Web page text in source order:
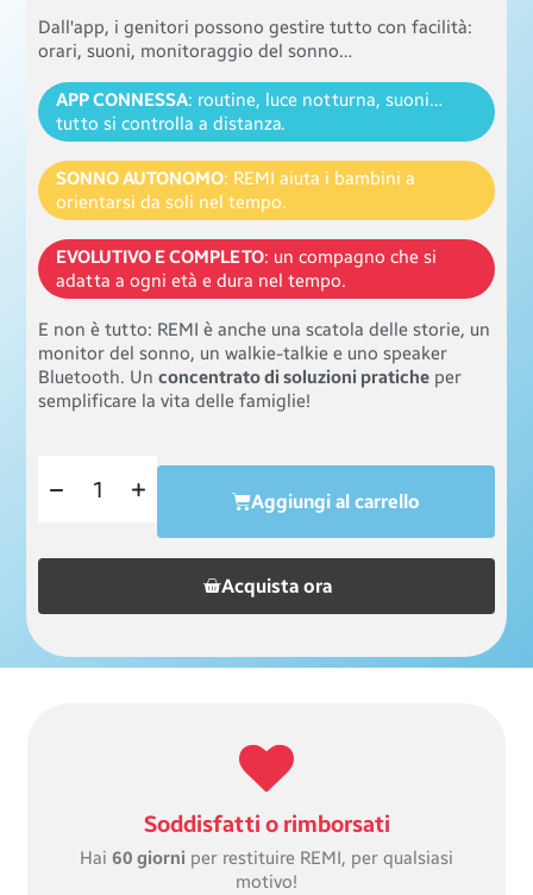
Dall'app, i genitori possono gestire tutto con facilità:
orari, suoni, monitoraggio del sonno…
APP CONNESSA: routine, luce notturna, suoni…
tutto si controlla a distanza.
SONNO AUTONOMO: REMI aiuta i bambini a
orientarsi da soli nel tempo.
EVOLUTIVO E COMPLETO: un compagno che si
adatta a ogni età e dura nel tempo.
E non è tutto: REMI è anche una scatola delle storie, un
monitor del sonno, un walkie-talkie e uno speaker
Bluetooth. Unconcentrato di soluzioni pratiche per
semplificare la vita delle famiglie!
Aggiungi al carrello
Acquista ora
Soddisfatti o rimborsati
Hai 60 giorni per restituire REMI, per qualsiasi
motivo!